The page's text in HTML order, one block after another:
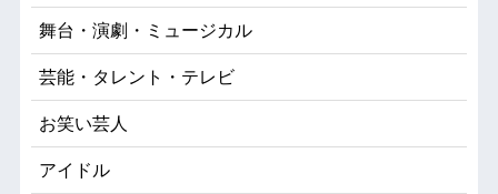
舞台・演劇・ミュージカル
芸能・タレント・テレビ
お笑い芸人
アイドル